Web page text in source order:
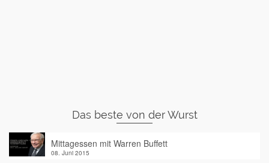
Das beste von der Wurst
Mittagessen mit Warren Buffett
08. Juni 2015